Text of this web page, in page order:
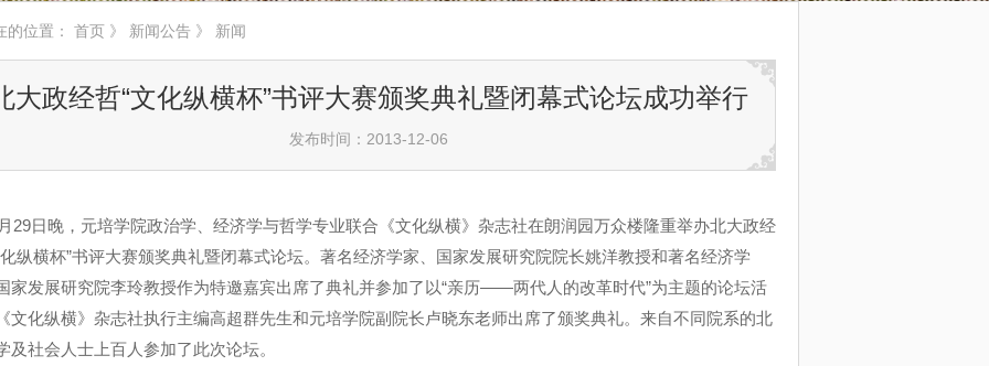
的位置： 首页 》 新闻公告 》 新闻
大政经哲“文化纵横杯”书评大赛颁奖典礼暨闭幕式论坛成功举行
发布时间：2013-12-06
日晚，元培学院政治学、经济学与哲学专业联合《文化纵横》杂志社在朗润园万众楼隆重举办北大政经
纵横杯”书评大赛颁奖典礼暨闭幕式论坛。著名经济学家、国家发展研究院院长姚洋教授和著名经济学
家发展研究院李玲教授作为特邀嘉宾出席了典礼并参加了以“亲历——两代人的改革时代”为主题的论坛活
文化纵横》杂志社执行主编高超群先生和元培学院副院长卢晓东老师出席了颁奖典礼。来自不同院系的北
及社会人士上百人参加了此次论坛。